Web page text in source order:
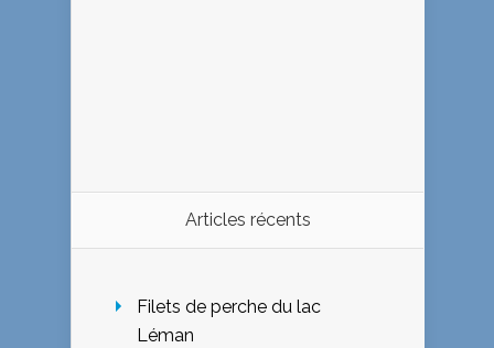
Articles récents
Filets de perche du lac
Léman